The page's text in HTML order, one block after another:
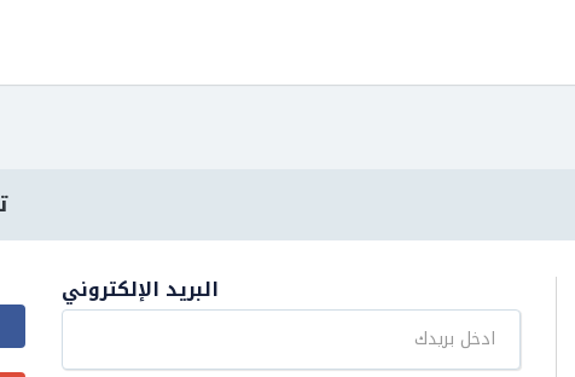
البريد الإلكتروني